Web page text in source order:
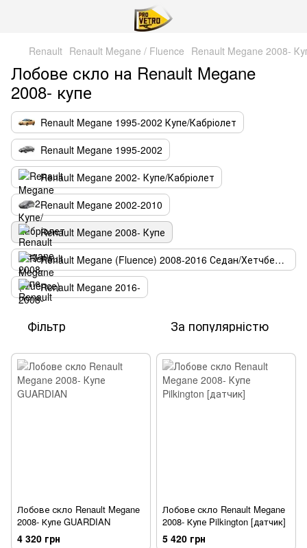
Renault Renault Megane / Fluence Renault Megane 2008-
Лобове скло на Renault Megane
2008- купе
Renault Megane 1995-2002 Купе/Кабріолет
Renault Megane 1995-2002
Renault Megane 2002- Купе/Кабріолет
Renault Megane 2002-2010
Renault Megane 2008- Купе
Renault Megane (Fluence) 2008-2016 Седан/Хетчбек/Універсал
Renault Megane 2016-
Фільтр За популярністю
Лобове скло Renault Megane
2008- Купе GUARDIAN
4 320 грн
Лобове скло Renault Megane
2008- Купе Pilkington [датчик]
5 420 грн